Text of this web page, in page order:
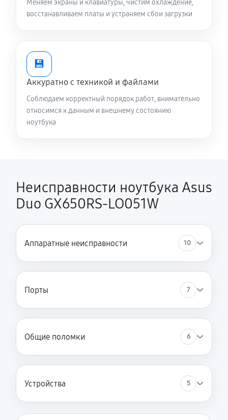
Установка драйверов ноутбука Asus Duo GX650RS-
Замена вебкамеры ноутбука Asus Duo GX650RS-
LO051W
1510 руб 80 минут
Ремонт петель крышки
LO051W
1240 руб 60 минут
Замена шим-контроллера
Замена HDMI ноутбука Asus Duo GX650RS-LO051W
Меняем экраны и клавиатуры, чистим охлаждение,
восстанавливаем платы и устраняем сбои загрузки
💾
Аккуратно с техникой и файлами
Соблюдаем корректный порядок работ, внимательно
относимся к данным и внешнему состоянию
ноутбука
Неисправности ноутбука Asus
Duo GX650RS-LO051W
Аппаратные неисправности 10
Порты 7
Общие поломки 6
Устройства 5